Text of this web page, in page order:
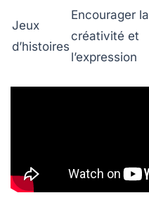
Jeux
d’histoires
Encourager la
créativité et
l’expression